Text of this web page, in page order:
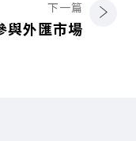
下一篇
與外匯市場